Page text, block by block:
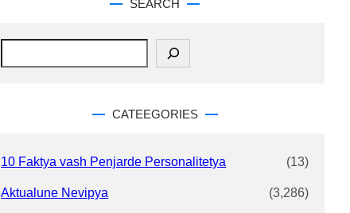
SEARCH
S
CATEEGORIES
10 Faktya vash Penjarde Personalitetya (13)
Aktualune Nevipya (3,286)